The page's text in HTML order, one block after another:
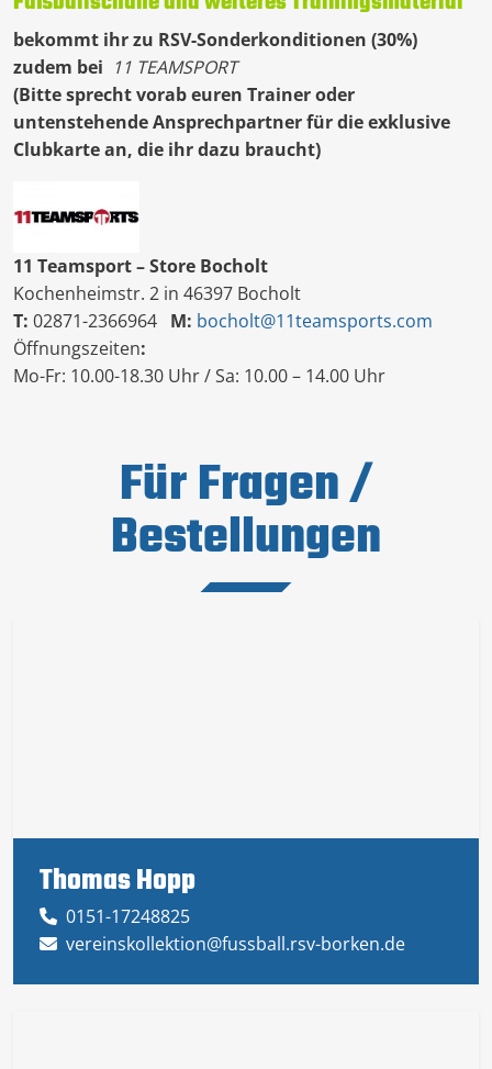
bekommt ihr zu RSV-Sonderkonditionen (30%)
zudem bei 11 TEAMSPORT
(Bitte sprecht vorab euren Trainer oder
untenstehende Ansprechpartner für die exklusive
Clubkarte an, die ihr dazu braucht)
11 Teamsport – Store Bocholt
Kochenheimstr. 2 in 46397 Bocholt
T: 02871-2366964 M: bocholt@11teamsports.com
Öffnungszeiten:
Mo-Fr: 10.00-18.30 Uhr / Sa: 10.00 – 14.00 Uhr
Für Fragen /
Bestellungen
Thomas Hopp
0151-17248825
vereinskollektion@fussball.rsv-borken.de